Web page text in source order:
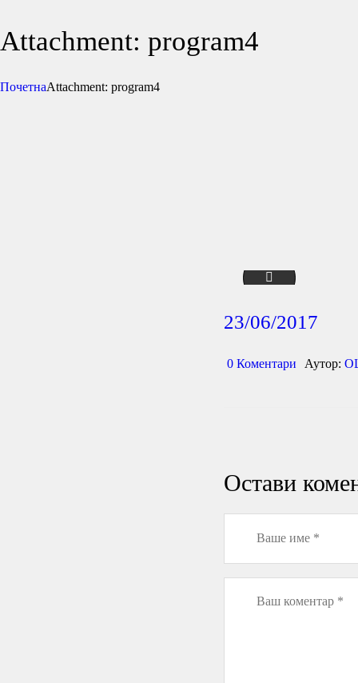
Attachment: program4
ПочетнаAttachment: program4
program3
23/06/2017
0 Коментари Аутор:
Остави